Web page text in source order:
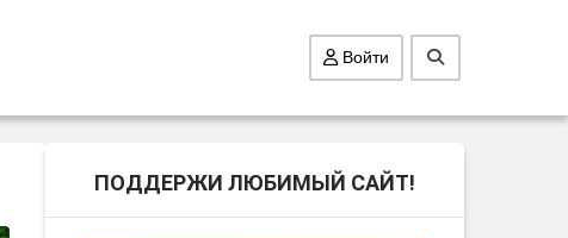
Войти
ПОДДЕРЖИ ЛЮБИМЫЙ САЙТ!